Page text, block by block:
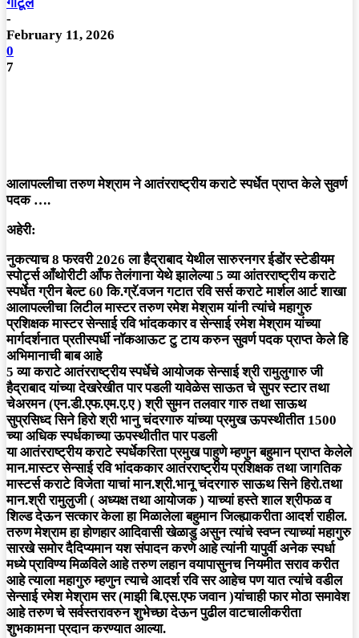
गोटूल
-
February 11, 2026
0
7
आलापल्लीचा तरुण मेश्राम ने आतंरराष्ट्रीय कराटे स्पर्धेत प्राप्त केले सुवर्ण
पदक ….
अहेरी:
नुकत्याच 8 फरवरी 2026 ला हैद्राबाद येथील सारुरनगर ईडोंर स्टेडीयम
स्पोर्ट्स आँथोरीटी आँफ तेलंगाना येथे झालेल्या 5 व्या आंतरराष्ट्रीय कराटे
स्पर्धेत ग्रीन बेल्ट 60 कि.ग्रॅ.वजन गटात रवि सर्स कराटे मार्शल आर्ट शाखा
आलापल्लीचा लिटील मास्टर तरुण रमेश मेश्राम यांनी त्यांचे महागुरु
प्रशिक्षक मास्टर सेन्साई रवि भांदककार व सेन्साई रमेश मेश्राम यांच्या
मार्गदर्शनात प्रतीस्पर्धी नाॅकआऊट टु टाय करुन सुवर्ण पदक प्राप्त केले हि
अभिमानाची बाब आहे
5 व्या कराटे आतंरराष्ट्रीय स्पर्धेचे आयोजक सेन्साई श्री रामुलुगारु जी
हैद्राबाद यांच्या देखरेखीत पार पडली यावेळेस साऊत चे सुपर स्टार तथा
चेअरमन (एन.डी.एफ.एम.ए.ए ) श्री सुमन तलवार गारु तथा साऊथ
सुप्रसिध्द सिने हिरो श्री भानु चंदरगारु यांच्या प्रमुख ऊपस्थीतीत 1500
च्या अधिक स्पर्धकाच्या ऊपस्थीतीत पार पडली
या आतंरराष्ट्रीय कराटे स्पर्धेकरिता प्रमुख पाहुणे म्हणुन बहुमान प्राप्त केलेले
मान.मास्टर सेन्साई रवि भांदककार आतंरराष्ट्रीय प्रशिक्षक तथा जागतिक
मास्टर्स कराटे विजेता याचां मान.श्री.भानू चंदरगारु साऊथ सिने हिरो.तथा
मान.श्री रामुलुजी ( अध्यक्ष तथा आयोजक ) याच्यां हस्ते शाल श्रीफळ व
शिल्ड देऊन सत्कार केला हा मिळालेला बहुमान जिल्ह्याकरीता आदर्श राहील.
तरुण मेश्राम हा होणहार आदिवासी खेळाडु असुन त्यांचे स्वप्न त्याच्यां महागुरु
सारखे समोर दैदिप्यमान यश संपादन करणे आहे त्यांनी यापुर्वी अनेक स्पर्धा
मध्ये प्राविण्य मिळविले आहे तरुण लहान वयापासुनच नियमीत सराव करीत
आहे त्याला महागुरु म्हणुन त्याचे आदर्श रवि सर आहेच पण यात त्यांचे वडील
सेन्साई रमेश मेश्राम सर (माझी बि.एस.एफ जवान )यांचाही फार मोठा समावेश
आहे तरुण चे सर्वस्तरावरुन शुभेच्छा देऊन पुढील वाटचालीकरीता
शुभकामना प्रदान करण्यात आल्या.